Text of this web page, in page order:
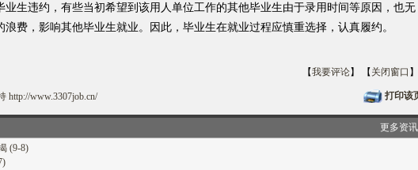
业生违约，有些当初希望到该用人单位工作的其他毕业生由于录用时间等原因，也无
费，影响其他毕业生就业。因此，毕业生在就业过程应慎重选择，认真履约。
【我要评论】 【 关闭窗口 】
http://www.3307job.cn/ 打印该
更多资讯
(9-8)